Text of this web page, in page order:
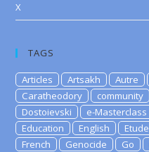
X
TAGS
Articles Artsakh Autre
Caratheodory
community
Dostoievski
e-Masterclass
Education
English Etude
French
Genocide Go